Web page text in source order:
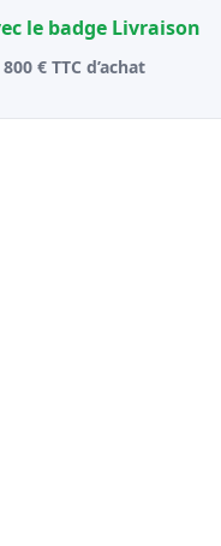
le badge Livraison
800 € TTC d’achat